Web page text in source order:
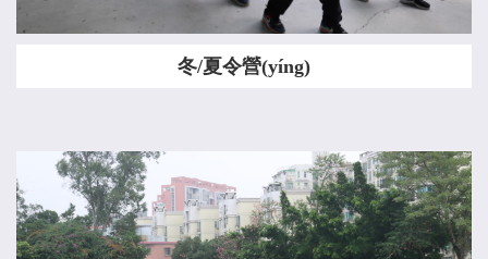
冬/夏令營(yíng)